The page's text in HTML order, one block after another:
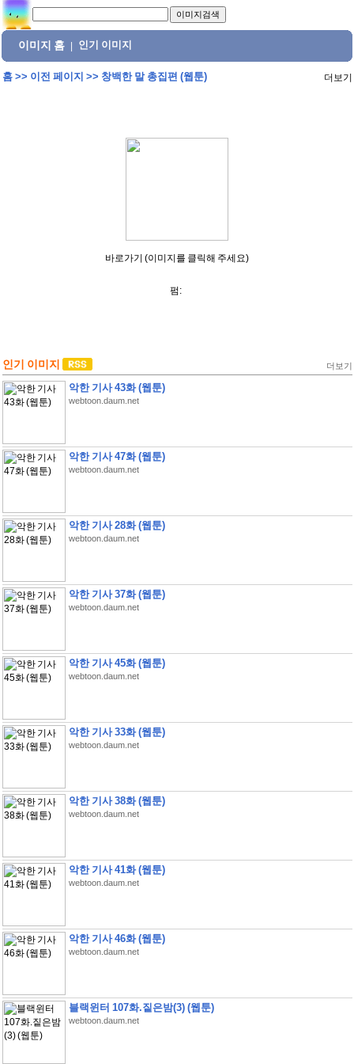
이미지 홈 인기 이미지
홈>> 이전 페이지 >> 창백한 말 총집편 (웹툰) 더보기
바로가기 (이미지를 클릭해 주세요)
펌:
인기 이미지 더보기
악한 기사 43화 (웹툰)
webtoon.daum.net
악한 기사 47화 (웹툰)
webtoon.daum.net
악한 기사 28화 (웹툰)
webtoon.daum.net
악한 기사 37화 (웹툰)
webtoon.daum.net
악한 기사 45화 (웹툰)
webtoon.daum.net
악한 기사 33화 (웹툰)
webtoon.daum.net
악한 기사 38화 (웹툰)
webtoon.daum.net
악한 기사 41화 (웹툰)
webtoon.daum.net
악한 기사 46화 (웹툰)
webtoon.daum.net
블랙윈터 107화.짙은밤(3) (웹툰)
webtoon.daum.net